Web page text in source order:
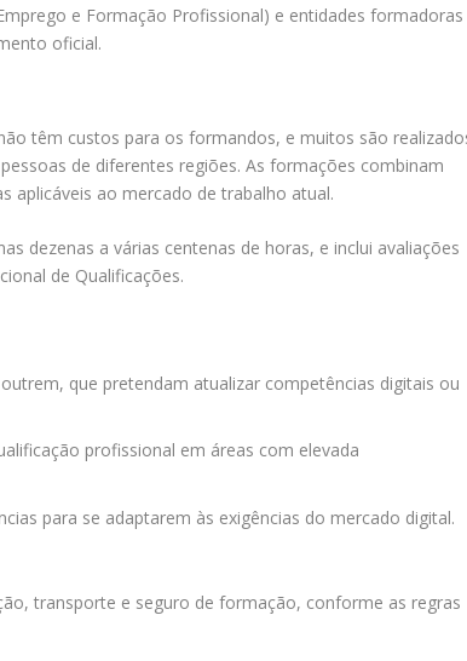
e Formação Profissional) e entidades formadoras
oficial.
têm custos para os formandos, e muitos são
de diferentes regiões. As formações combinam
aplicáveis ao mercado de trabalho atual.
dezenas a várias centenas de horas, e inclui avaliações
de Qualificações.
que pretendam atualizar competências digitais ou
profissional em áreas com elevada
para se adaptarem às exigências do mercado digital.
transporte e seguro de formação, conforme as regras